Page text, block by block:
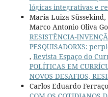
lógicas integrativas e
Maria Luiza
Marco Antonio Oliva
RESISTÊNCIA-
PESQUISADORXS:
, Revista Espaço do
POLÍTICAS EM
NOVOS DESAFIOS,
Carlos Eduardo